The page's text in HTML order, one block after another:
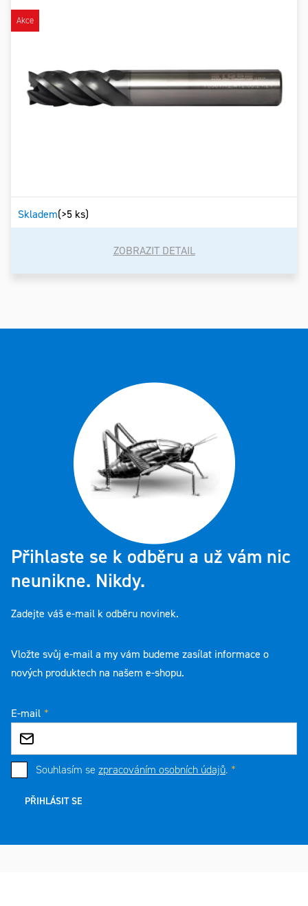
Akce
Skladem(>5 ks)
ZOBRAZIT DETAIL
prvky
Přihlaste se k odběru a už vám nic
neunikne. Nikdy.
Zadejte váš e-mail k odběru novinek.
Vložte svůj e-mail a my vám budeme zasílat informace o
nových produktech na našem e-shopu.
E-mail
Souhlasím se zpracováním osobních údajů.
PŘIHLÁSIT SE